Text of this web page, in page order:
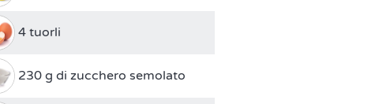
4 tuorli
230 g di zucchero semolato